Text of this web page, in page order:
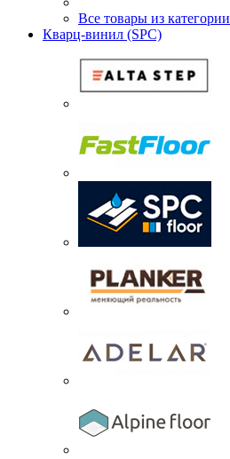
Все товары из категории
Кварц-винил (SPC)